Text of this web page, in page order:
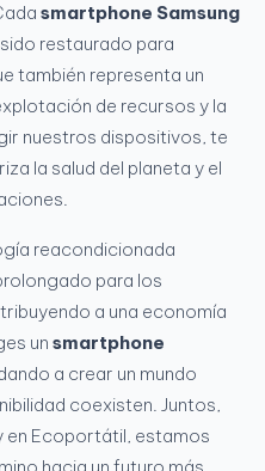
smartphone Samsung
restaurado para
también representa un
de recursos y la
nuestros dispositivos, te
la salud del planeta y el
reacondicionada
para los
a una economía
un smartphone
a crear un mundo
coexisten. Juntos,
en Ecoportátil, estamos